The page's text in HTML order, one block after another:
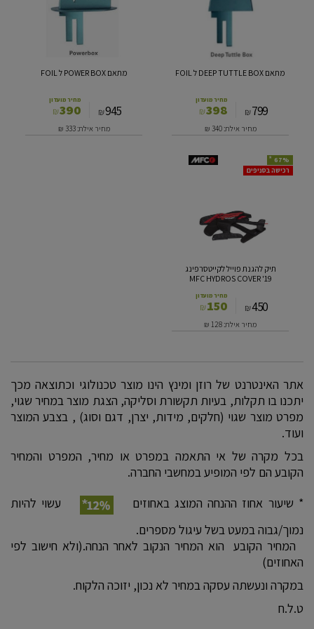
מתאם DEEP TUTTLE BOX ל FOIL
מחיר מועדון
398
₪ 799
₪
מחיר אילת: 340 ₪
מתאם POWER BOX ל FOIL
מחיר מועדון
390
₪ 945
₪
מחיר אילת: 333 ₪
תיק
MFC HYDROS
תיק להגנת פוייל לקייטסרפינג
MFC HYDROS COVER '19
רכישה בסניפים
מחיר מועדון
150
₪ 450
₪
67%
*
מחיר אילת: 128 ₪
אתר האינטרנט של רוזן ומינץ הינו מוצר טכנולוגי וכתוצאה מכך
יתכנו בו תקלות, בעיות תקשורת וסליקה, הצגת מוצר במחיר שגוי,
מפרט מוצר שגוי (חלקים, מידות, יצרן, דגם וסוג) , בצבע המוצר
ועוד.
בכל מקרה של אי התאמה במפרט או מחיר, המפרט והמחיר
הקובע הם לפי המופיע במחשבי החברה.
* שיעור אחוז ההנחה המוצג באחוזים
עשוי להיות
נמוך/גבוה במעט בשל עיגול מספרים.
המחיר הקובע הוא המחיר הנקוב לאחר הנחה.(ולא חישוב לפי
האחוזים)
במקרה ונעשתה עסקה במחיר לא נכון, יזוכה הלקוח.
ט.ל.ח